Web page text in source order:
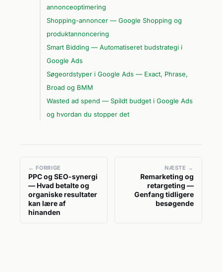
annonceoptimering
Shopping-annoncer — Google Shopping og
produktannoncering
Smart Bidding — Automatiseret budstrategi i
Google Ads
Søgeordstyper i Google Ads — Exact, Phrase,
Broad og BMM
Wasted ad spend — Spildt budget i Google Ads
og hvordan du stopper det
← FORRIGE
PPC og SEO-synergi
— Hvad betalte og
organiske resultater
kan lære af
hinanden
NÆSTE →
Remarketing og
retargeting —
Genfang tidligere
besøgende